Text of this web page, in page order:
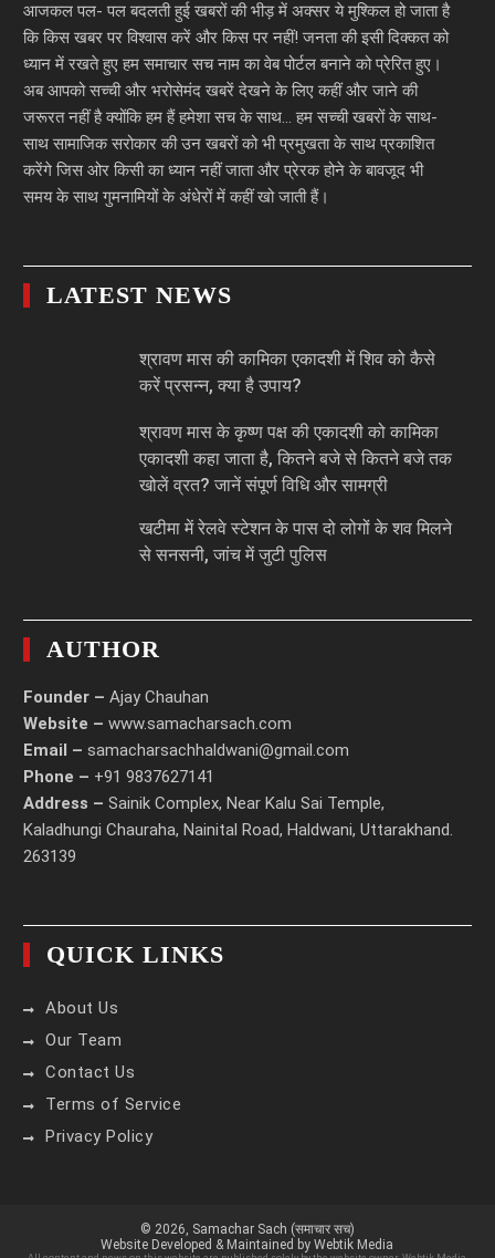
आजकल पल- पल बदलती हुई खबरों की भीड़ में अक्सर ये मुश्किल हो जाता है
कि किस खबर पर विश्वास करें और किस पर नहीं! जनता की इसी दिक्कत को
ध्यान में रखते हुए हम समाचार सच नाम का वेब पोर्टल बनाने को प्रेरित हुए।
अब आपको सच्ची और भरोसेमंद खबरें देखने के लिए कहीं और जाने की
जरूरत नहीं है क्योंकि हम हैं हमेशा सच के साथ… हम सच्ची खबरों के साथ-
साथ सामाजिक सरोकार की उन खबरों को भी प्रमुखता के साथ प्रकाशित
करेंगे जिस ओर किसी का ध्यान नहीं जाता और प्रेरक होने के बावजूद भी
समय के साथ गुमनामियों के अंधेरों में कहीं खो जाती हैं।
LATEST NEWS
श्रावण मास की कामिका एकादशी में शिव को कैसे
करें प्रसन्न, क्या है उपाय?
श्रावण मास के कृष्ण पक्ष की एकादशी को कामिका
एकादशी कहा जाता है, कितने बजे से कितने बजे तक
खोलें व्रत? जानें संपूर्ण विधि और सामग्री
खटीमा में रेलवे स्टेशन के पास दो लोगों के शव मिलने
से सनसनी, जांच में जुटी पुलिस
AUTHOR
Founder – Ajay Chauhan
Website – www.samacharsach.com
Email – samacharsachhaldwani@gmail.com
Phone – +91 9837627141
Address – Sainik Complex, Near Kalu Sai Temple,
Kaladhungi Chauraha, Nainital Road, Haldwani, Uttarakhand.
263139
QUICK LINKS
About Us
Our Team
Contact Us
Terms of Service
Privacy Policy
© 2026, Samachar Sach (समाचार सच)
Website Developed & Maintained by Webtik Media